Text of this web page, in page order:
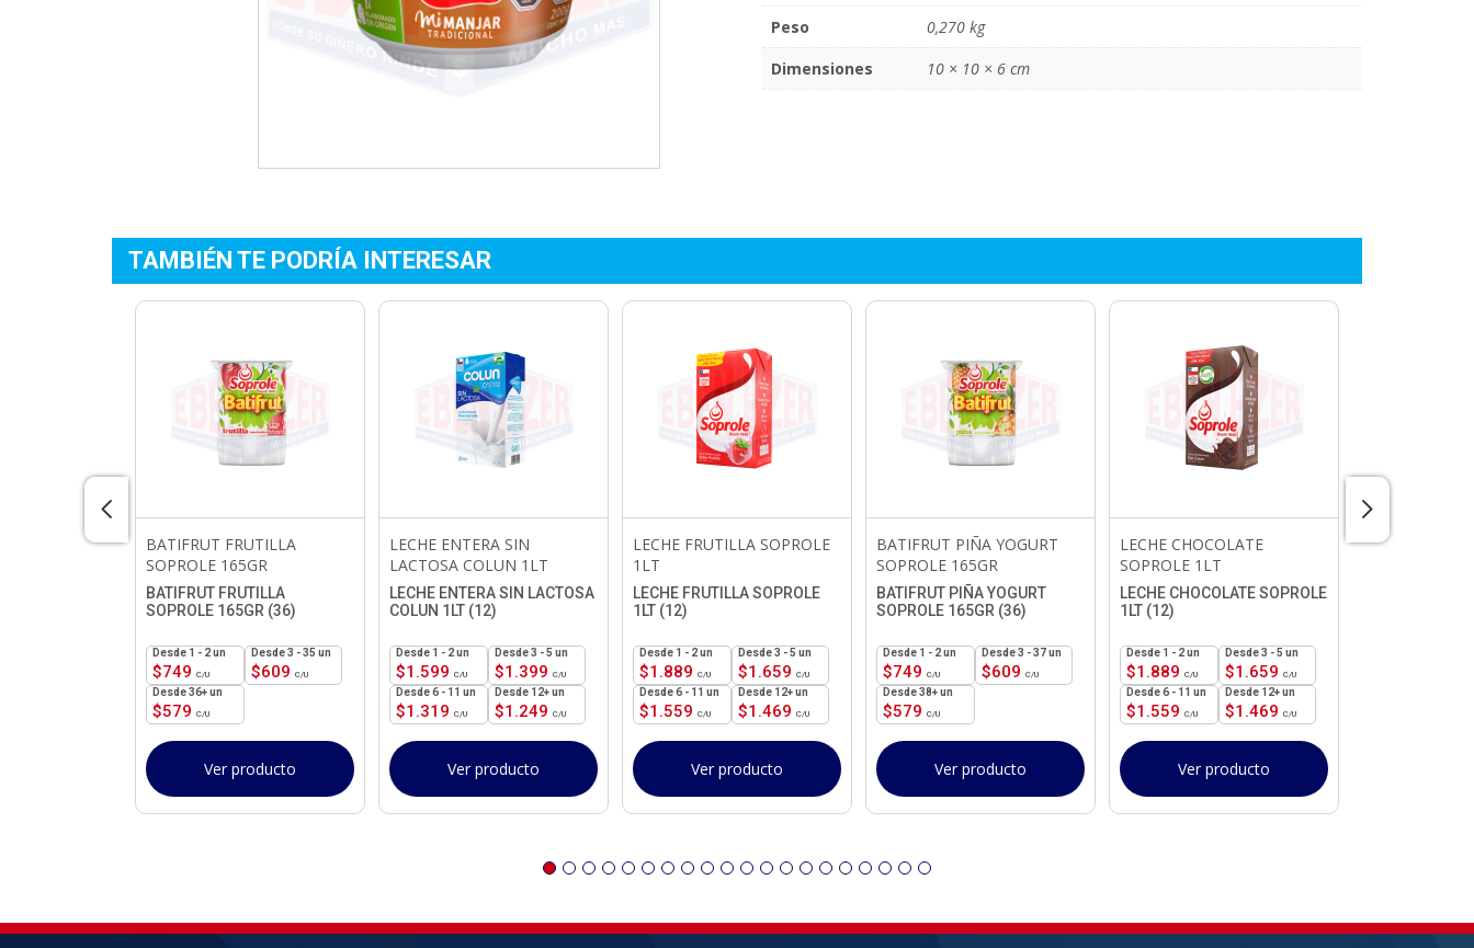
Peso
0,270 kg
Dimensiones
10 × 10 × 6 cm
TAMBIÉN TE PODRÍA INTERESAR
BATIFRUT FRUTILLA
SOPROLE 165GR
BATIFRUT FRUTILLA
SOPROLE 165GR (36)
$749
1 - 2un
$609
3 - 35 un
$579
36+ un
Ver producto
LECHE ENTERA SIN
LACTOSA COLUN 1LT
LECHE ENTERA SIN LACTOSA
COLUN 1LT (12)
$1.599
1 - 2un
$1.399
3 - 5 un
$1.319
6 - 11 un
$1.249
12+ un
Ver producto
LECHE FRUTILLA SOPROLE
1LT
LECHE FRUTILLA SOPROLE
1LT (12)
$1.889
1 - 2un
$1.659
3 - 5 un
$1.559
6 - 11 un
$1.469
12+ un
Ver producto
BATIFRUT PIÑA YOGURT
SOPROLE 165GR
BATIFRUT PIÑA YOGURT
SOPROLE 165GR (36)
$749
1 - 2un
$609
3 - 37 un
$579
38+ un
Ver producto
LECHE CHOCOLATE
SOPROLE 1LT
LECHE CHOCOLATE SOPROLE
1LT (12)
$1.889
1 - 2un
$1.659
3 - 5 un
$1.559
6 - 11 un
$1.469
12+ un
Ver producto
LATA SIN